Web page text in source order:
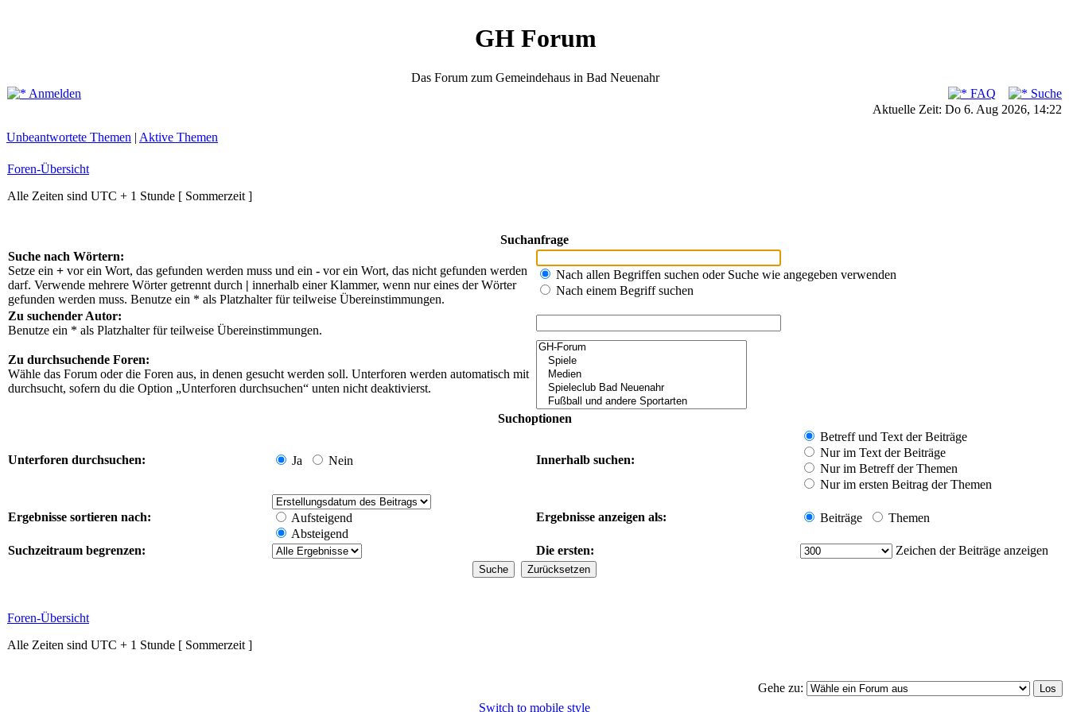
GH Forum
Das Forum zum Gemeindehaus in Bad Neuenahr
Anmelden
FAQ
Suche
Aktuelle Zeit: Do 6. Aug 2026, 14:22
Unbeantwortete Themen | Aktive Themen
Foren-Übersicht
Alle Zeiten sind UTC + 1 Stunde [ Sommerzeit ]
Suchanfrage
Suche nach Wörtern:
Setze ein + vor ein Wort, das gefunden werden muss und ein - vor ein Wort, das nicht gefunden werden
darf. Verwende mehrere Wörter getrennt durch | innerhalb einer Klammer, wenn nur eines der Wörter
gefunden werden muss. Benutze ein * als Platzhalter für teilweise Übereinstimmungen.
Nach allen Begriffen suchen oder Suche wie angegeben verwenden
Nach einem Begriff suchen
Zu suchender Autor:
Benutze ein * als Platzhalter für teilweise Übereinstimmungen.
Zu durchsuchende Foren:
Wähle das Forum oder die Foren aus, in denen gesucht werden soll. Unterforen werden automatisch mit
durchsucht, sofern du die Option „Unterforen durchsuchen“ unten nicht deaktivierst.
Suchoptionen
Unterforen durchsuchen: Ja Nein Innerhalb suchen:
Betreff und Text der Beiträge
Nur im Text der Beiträge
Nur im Betreff der Themen
Nur im ersten Beitrag der Themen
Ergebnisse sortieren nach:
Aufsteigend
Absteigend
Ergebnisse anzeigen als: Beiträge Themen
Suchzeitraum begrenzen: Die ersten: Zeichen der Beiträge anzeigen
Foren-Übersicht
Alle Zeiten sind UTC + 1 Stunde [ Sommerzeit ]
Gehe zu:
Switch to mobile style